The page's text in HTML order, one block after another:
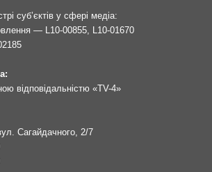
суб’єктів у сфері медіа:
— L10-00855, L10-01670
відповідальністю «TV-4»
Сагайдачного, 2/7